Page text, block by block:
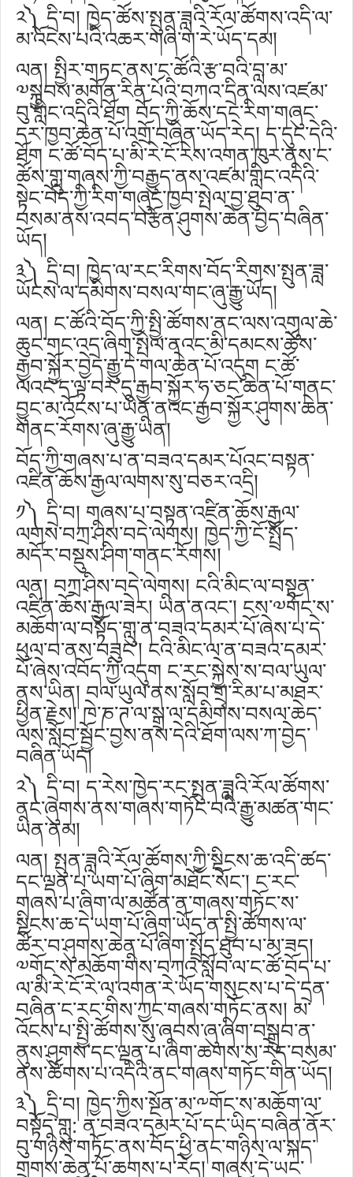
༢༽ དྲི་བ། ཁྱེད་ཚོས་སྤུན་ཟླའི་རོལ་ཚོགས་འདི་ལ་
མ་འོངས་པའི་འཆར་གཞི་ག་རེ་ཡོད་དམ།
ལན། སྤྱིར་གཏང་ནས་ང་ཚོའི་རྩ་བའི་བླ་མ་
༧སྐྱབས་མགོན་རིན་པོའི་བཀའ་དྲིན་ལས་འཛམ་
བུ་གླིང་འདིའི་ཐོག བོད་ཀྱི་ཆོས་དང་རིག་གཞུང་
དར་ཁྱབ་ཆེན་པོ་འགྲོ་བཞིན་ཡོད་རེད། ད་དུང་དེའི་
ཐོག ང་ཚོ་བོད་པ་མི་རེ་ངོ་རེས་འགན་ཁུར་ནས་ང་
ཚོས་གླུ་གཞས་ཀྱི་བརྒྱུད་ནས་འཛམ་གླིང་འདིའི་
སྟེང་བོད་ཀྱི་རིག་གཞུང་ཁྱབ་སྤེལ་བྱ་ཐུབ་ན་
བསམ་ནས་འབད་བརྩོན་ཤུགས་ཆེན་བྱེད་བཞིན་
ཡོད།
༣༽ དྲི་བ། ཁྱེད་ལ་རང་རིགས་བོད་རིགས་སྤུན་ཟླ་
ཡོངས་ལ་དམིགས་བསལ་གང་ཞུ་རྒྱུ་ཡོད།
ལན། ང་ཚོའི་བོད་ཀྱི་སྤྱི་ཚོགས་ནང་ལས་འགུལ་ཆེ་
ཆུང་གང་འདྲ་ཞིག་སྤེལ་ནའང་མི་དམངས་ཚོས་
རྒྱབ་སྐྱོར་བྱེད་རྒྱུ་དེ་གལ་ཆེན་པོ་འདུག ང་ཚོ་
ལའང་ད་ལྟ་བར་དུ་རྒྱབ་སྐྱོར་ཧ་ཅང་ཆེན་པོ་གནང་
བྱུང་མ་འོངས་པ་ཡིན་ནའང་རྒྱབ་སྐྱོར་ཤུགས་ཆེན་
གནང་རོགས་ཞུ་རྒྱུ་ཡིན།
བོད་ཀྱི་གཞས་པ་ན་བཟའ་དམར་པོའང་བསྟན་
འཛིན་ཆོས་རྒྱལ་ལགས་སུ་བཅར་འདྲི།
༡༽ དྲི་བ། གཞས་པ་བསྟན་འཛིན་ཆོས་རྒྱལ་
ལགས་བཀྲ་ཤིས་བདེ་ལེགས། ཁྱེད་ཀྱི་ངོ་སྤྲོད་
མདོར་བསྡུས་ཤིག་གནང་རོགས།
ལན། བཀྲ་ཤིས་བདེ་ལེགས། ངའི་མིང་ལ་བསྟན་
འཛིན་ཆོས་རྒྱལ་ཟེར། ཡིན་ནའང་། ངས་༧གོང་ས་
མཆོག་ལ་བསྟོད་གླུ་ན་བཟའ་དམར་པོ་ཞེས་པ་དེ་
ཕུལ་བ་ནས་བཟུང་། ངའི་མིང་ལ་ན་བཟའ་དམར་
པོ་ཞེས་འབོད་ཀྱི་འདུག ང་རང་སྐྱེས་ས་བལ་ཡུལ་
ནས་ཡིན། བལ་ཡུལ་ནས་སློབ་གྲྭ་རིམ་པ་མཐར་
ཕྱིན་རྗེས། ཁེ་ཎ་ཊ་ལ་སྒྲ་ལ་དམིགས་བསལ་ཆེད་
ལས་སློབ་སྦྱོང་བྱས་ནས་དེའི་ཐོག་ལས་ཀ་བྱེད་
བཞིན་ཡོད།
༢༽ དྲི་བ། ད་རེས་ཁྱེད་རང་སྤུན་ཟླའི་རོལ་ཚོགས་
ནང་ཞུགས་ནས་གཞས་གཏོང་བའི་རྒྱུ་མཚན་གང་
ཡིན་ནམ།
ལན། སྤུན་ཟླའི་རོལ་ཚོགས་ཀྱི་སྡིངས་ཆ་འདི་ཚད་
དང་ལྡན་པ་ཡག་པོ་ཞིག་མཐོང་སོང་། ང་རང་
གཞས་པ་ཞིག་ལ་མཚོན་ན་གཞས་གཏོང་ས་
སྡིངས་ཆ་དེ་ཡག་པོ་ཞིག་ཡོད་ན་སྤྱི་ཚོགས་ལ་
ཚོར་བ་ཤུགས་ཆེན་པོ་ཞིག་སྤྲོད་ཐུབ་པ་མ་ཟད།
༧གོང་ས་མཆོག་གིས་བཀའ་སློབ་ལ་ང་ཚོ་བོད་པ་
ལ་མི་རེ་ངོ་རེ་ལ་འགན་རེ་ཡོད་གསུངས་པ་དེ་དྲན་
བཞིན་ང་རང་གིས་ཀྱང་གཞས་གཏོང་ནས། མ་
འོངས་པ་སྤྱི་ཚོགས་སུ་ཞབས་ཞུ་ཞིག་བསྒྲུབ་ན་
ནུས་ཤུགས་དང་ལྡན་པ་ཞིག་ཆགས་ས་རེད་བསམ་
ནས་ཚོགས་པ་འདིའི་ནང་གཞས་གཏོང་གིན་ཡོད།
༣༽ དྲི་བ། ཁྱེད་ཀྱིས་སྔོན་མ་༸གོང་ས་མཆོག་ལ་
བསྟོད་གླུ: ན་བཟའ་དམར་པོ་དང་ཡིད་བཞིན་ནོར་
བུ་གཉིས་གཏོང་ནས་བོད་ཕྱི་ནང་གཉིས་ལ་སྐད་
གྲགས་ཆེན་པོ་ཆགས་པ་རེད། གཞས་དེ་ཡང་